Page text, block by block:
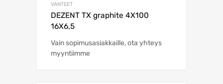
VANTEET
DEZENT TX graphite 4X100
16X6,5
Vain sopimusasiakkaille, ota yhteys
myyntiimme